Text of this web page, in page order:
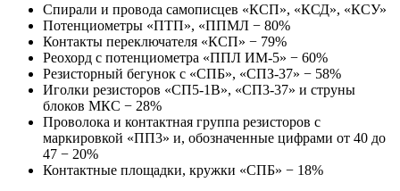
Спирали и провода самописцев «КСП», «КСД», «КСУ»
Потенциометры «ПТП», «ППМЛ − 80%
Контакты переключателя «КСП» − 79%
Реохорд с потенциометра «ППЛ ИМ-5» − 60%
Резисторный бегунок с «СПБ», «СПЗ-37» − 58%
Иголки резисторов «СП5-1В», «СП3-37» и струны
блоков МКС − 28%
Проволока и контактная группа резисторов с
маркировкой «ПП3» и, обозначенные цифрами от 40 до
47 − 20%
Контактные площадки, кружки «СПБ» − 18%